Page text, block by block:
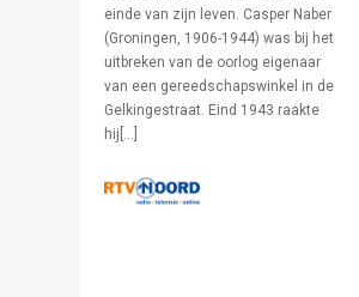
einde van zijn leven. Casper Naber
(Groningen, 1906-1944) was bij het
uitbreken van de oorlog eigenaar
van een gereedschapswinkel in de
Gelkingestraat. Eind 1943 raakte
hij[…]